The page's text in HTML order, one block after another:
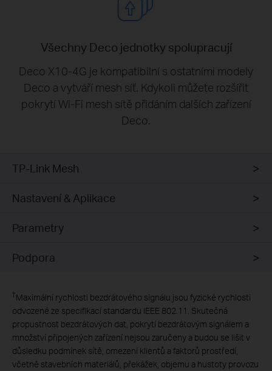
Všechny Deco jednotky spolupracují
Deco X10-4G je kompatibilní s ostatními modely
Deco a vytváří mesh síť. Kdykoli můžete rozšířit
pokrytí Wi-Fi mesh sítě přidáním dalších zařízení
Deco.
TP-Link Mesh
Nastavení & Aplikace
Parametry
Podpora
†Maximální rychlosti bezdrátového signálu jsou fyzické rychlosti
odvozené ze specifikací standardu IEEE 802.11. Skutečná
propustnost bezdrátových dat, pokrytí bezdrátovým signálem a
množství připojených zařízení nejsou zaručeny a budou se lišit v
důsledku podmínek sítě, omezení klientů a faktorů prostředí,
včetně stavebních materiálů, překážek, objemu a hustoty provozu